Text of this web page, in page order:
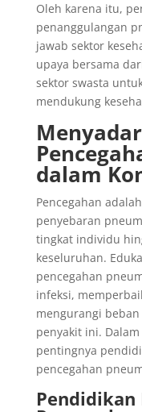
Oleh karena itu,
penanggulangan
jawab sektor
upaya bersama
sektor swasta
mendukung
dalam
Pencegahan
penyebaran
tingkat individu
keseluruhan.
pencegahan
infeksi,
mengurangi
penyakit ini.
pentingnya
pencegahan